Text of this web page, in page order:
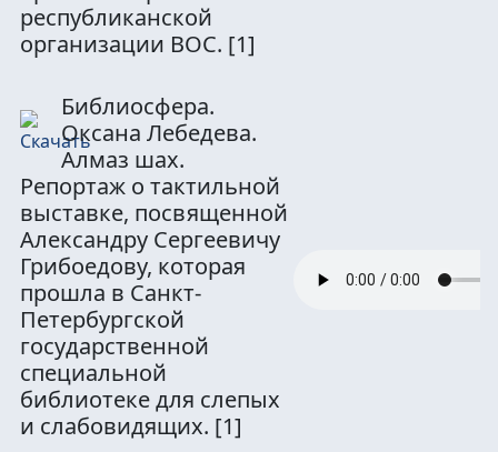
республиканской
организации ВОС. [1]
Библиосфера.
Оксана Лебедева.
Алмаз шах.
Репортаж о тактильной
выставке, посвященной
Александру Сергеевичу
Грибоедову, которая
прошла в Санкт-
Петербургской
государственной
специальной
библиотеке для слепых
и слабовидящих. [1]